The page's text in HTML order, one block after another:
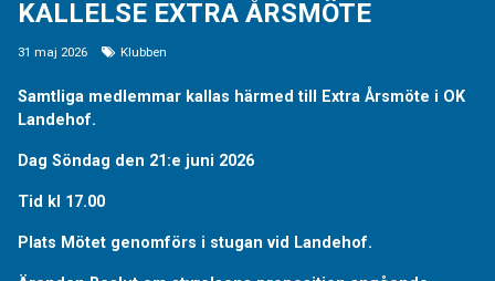
KALLELSE EXTRA ÅRSMÖTE
31 maj 2026 Klubben
Samtliga medlemmar kallas härmed till Extra Årsmöte i OK
Landehof.
Dag Söndag den 21:e juni 2026
Tid kl 17.00
Plats Mötet genomförs i stugan vid Landehof.